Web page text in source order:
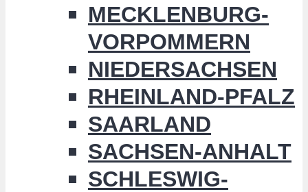
MECKLENBURG-
VORPOMMERN
NIEDERSACHSEN
RHEINLAND-PFALZ
SAARLAND
SACHSEN-ANHALT
SCHLESWIG-